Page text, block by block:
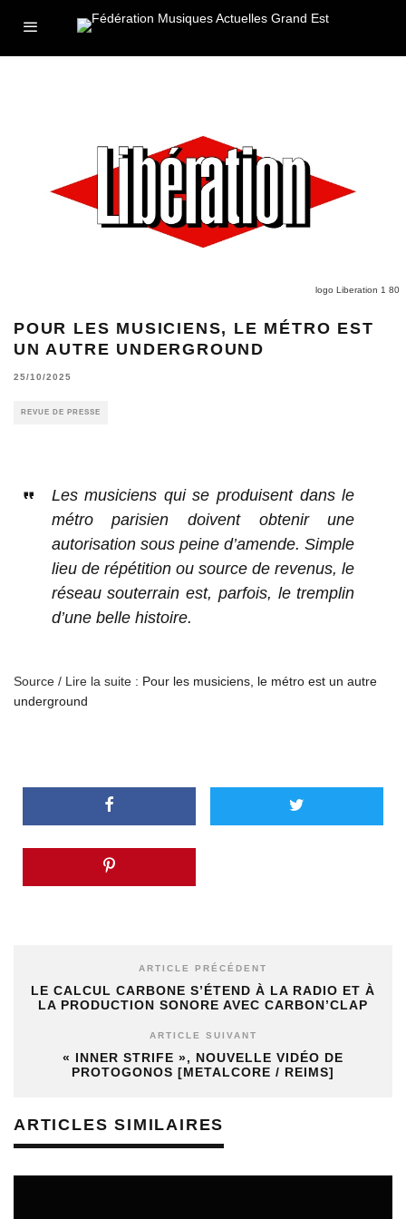
logo Liberation 1 80
POUR LES MUSICIENS, LE MÉTRO EST
UN AUTRE UNDERGROUND
25/10/2025
REVUE DE PRESSE
Les musiciens qui se produisent dans le
métro parisien doivent obtenir une
autorisation sous peine d’amende. Simple
lieu de répétition ou source de revenus, le
réseau souterrain est, parfois, le tremplin
d’une belle histoire.
Source / Lire la suite : Pour les musiciens, le métro est un autre
underground
ARTICLE PRÉCÉDENT
LE CALCUL CARBONE S’ÉTEND À LA RADIO ET À
LA PRODUCTION SONORE AVEC CARBON’CLAP
ARTICLE SUIVANT
« INNER STRIFE », NOUVELLE VIDÉO DE
PROTOGONOS [METALCORE / REIMS]
ARTICLES SIMILAIRES